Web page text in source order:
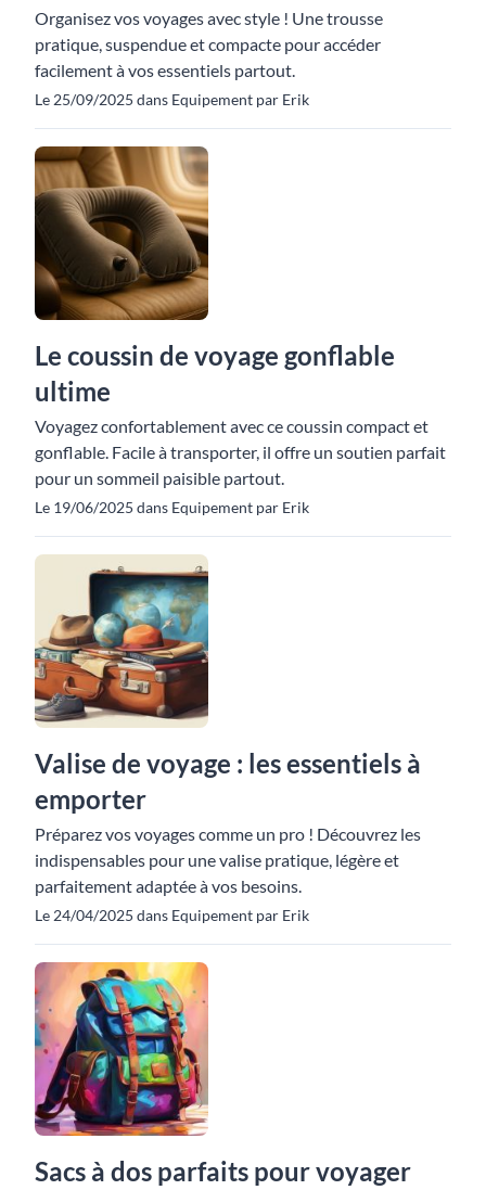
Organisez vos voyages avec style ! Une trousse
pratique, suspendue et compacte pour accéder
facilement à vos essentiels partout.
Le 25/09/2025 dans Equipement par Erik
Le coussin de voyage gonflable
ultime
Voyagez confortablement avec ce coussin compact et
gonflable. Facile à transporter, il offre un soutien parfait
pour un sommeil paisible partout.
Le 19/06/2025 dans Equipement par Erik
Valise de voyage : les essentiels à
emporter
Préparez vos voyages comme un pro ! Découvrez les
indispensables pour une valise pratique, légère et
parfaitement adaptée à vos besoins.
Le 24/04/2025 dans Equipement par Erik
Sacs à dos parfaits pour voyager